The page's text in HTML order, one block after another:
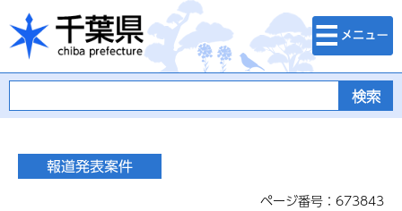
千葉県
検索・メニュ
ー
ページ番号：673843